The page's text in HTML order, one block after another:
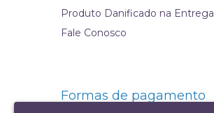
Produto Danificado na Entrega
Fale Conosco
Formas de pagamento